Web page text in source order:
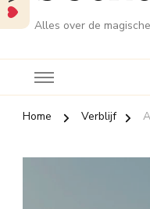
Alles over de
Home Verblijf